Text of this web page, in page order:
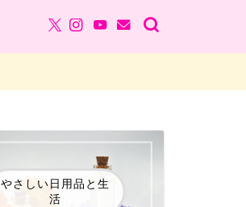
やさしい日用品と生
活